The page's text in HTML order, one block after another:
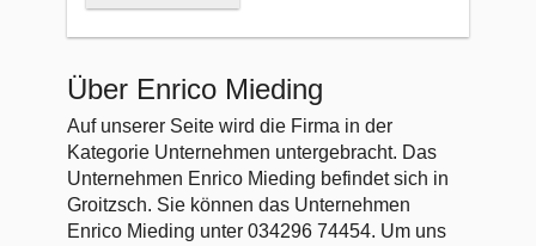
Über Enrico Mieding
Auf unserer Seite wird die Firma in der
Kategorie Unternehmen untergebracht. Das
Unternehmen Enrico Mieding befindet sich in
Groitzsch. Sie können das Unternehmen
Enrico Mieding unter 034296 74454. Um uns